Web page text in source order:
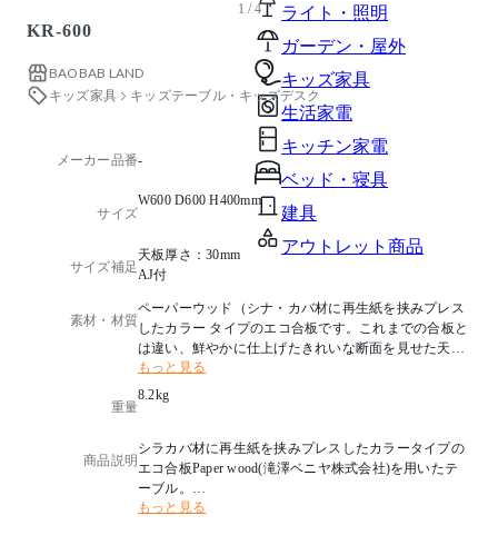
ライト・照明
ガーデン・屋外
キッズ家具
生活家電
キッチン家電
ベッド・寝具
建具
アウトレット商品
1 / 4
KR-600
BAOBAB LAND
キッズ家具
キッズテーブル・キッズデスク
メーカー品番-
サイズ
W600 D600 H400mm
サイズ補足
天板厚さ：30mm
AJ付
素材・材質
ペーパーウッド（シナ・カバ材に再生紙を挟みプレス
したカラー タイプのエコ合板です。これまでの合板と
は違い、鮮やかに仕上げたきれいな断面を見せた天板
です。）
もっと見る
重量
8.2kg
商品説明
シラカバ材に再生紙を挟みプレスしたカラータイプの
エコ合板Paper wood(滝澤ベニヤ株式会社)を用いたテ
ーブル。
鮮やかに仕上げたきれいな積層断面がさりげないアク
もっと見る